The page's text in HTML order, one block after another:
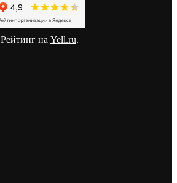
Рейтинг на Yell.ru.